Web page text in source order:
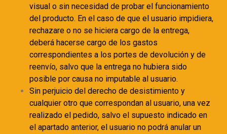
visual o sin necesidad de probar el funcionamiento
del producto. En el caso de que el usuario impidiera,
rechazare o no se hiciera cargo de la entrega,
deberá hacerse cargo de los gastos
correspondientes a los portes de devolución y de
reenvío, salvo que la entrega no hubiera sido
posible por causa no imputable al usuario.
Sin perjuicio del derecho de desistimiento y
cualquier otro que correspondan al usuario, una vez
realizado el pedido, salvo el supuesto indicado en
el apartado anterior, el usuario no podrá anular un